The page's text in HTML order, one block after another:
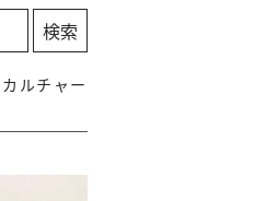
カルチャー